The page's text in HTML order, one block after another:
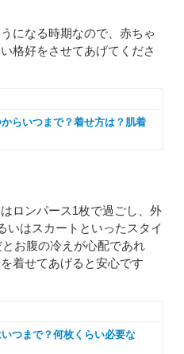
になる時期なので、赤ちゃ
格好をさせてあげてくださ
らいつまで？着せ方は？肌着
ロンパース1枚で過ごし、外
いはスカートといったスタイ
お腹の冷えが心配であれ
着せてあげると安心です
つまで？何枚くらい必要な